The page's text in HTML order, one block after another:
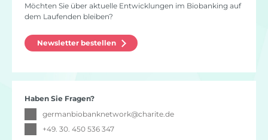
Möchten Sie über aktuelle Entwicklungen im Biobanking auf
dem Laufenden bleiben?
Newsletter bestellen
Haben Sie Fragen?
germanbiobanknetwork@charite.de
+49. 30. 450 536 347